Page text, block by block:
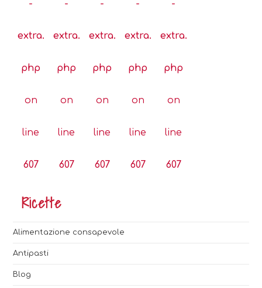
-
extra.
php
on
line
607
-
extra.
php
on
line
607
-
extra.
php
on
line
607
-
extra.
php
on
line
607
-
extra.
php
on
line
607
Ricette
Alimentazione consapevole
Antipasti
Blog